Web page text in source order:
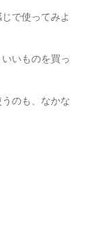
で使ってみよ
いものを買っ
のも、なかな